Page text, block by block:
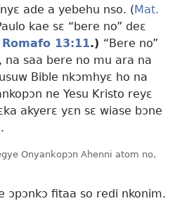
ade a yebehu nso. (Mat.
kae sɛ “bere no” deɛ
Romafo 13:11.) “Bere no”
na saa bere no mu ara na
Bible nkɔmhyɛ ho na
ne Yesu Kristo reyɛ
akyerɛ yɛn sɛ wiase bɔne
Onyankopɔn Ahenni atom no,
ɔpɔnkɔ fitaa so redi nkonim.